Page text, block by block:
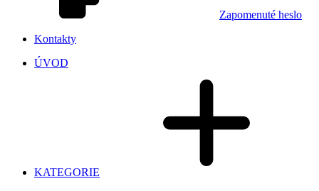
Zapomenuté heslo
Kontakty
ÚVOD
KATEGORIE